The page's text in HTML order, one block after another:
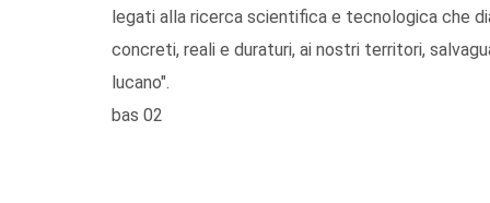
legati alla ricerca scientifica e tecnologica che
concreti, reali e duraturi, ai nostri territori,
lucano".
bas 02